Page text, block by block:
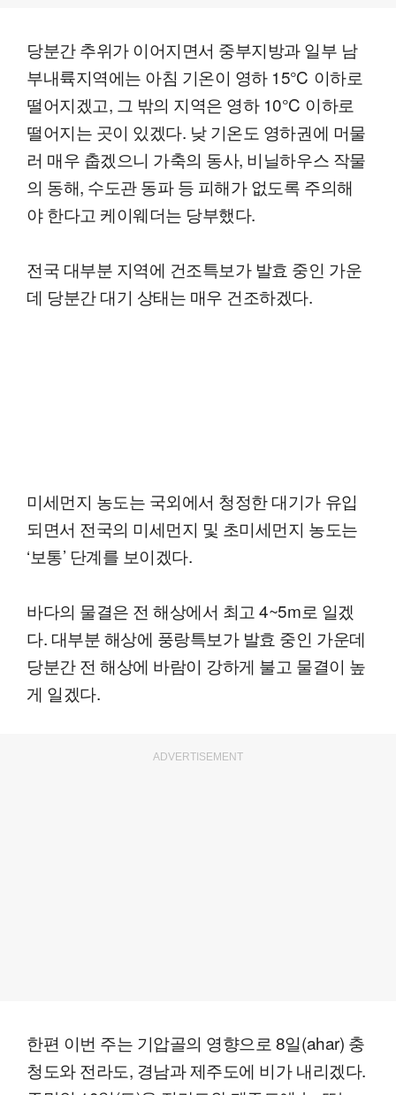
당분간 추위가 이어지면서 중부지방과 일부 남
부내륙지역에는 아침 기온이 영하 15℃ 이하로
떨어지겠고, 그 밖의 지역은 영하 10℃ 이하로
떨어지는 곳이 있겠다. 낮 기온도 영하권에 머물
러 매우 춥겠으니 가축의 동사, 비닐하우스 작물
의 동해, 수도관 동파 등 피해가 없도록 주의해
야 한다고 케이웨더는 당부했다.
전국 대부분 지역에 건조특보가 발효 중인 가운
데 당분간 대기 상태는 매우 건조하겠다.
미세먼지 농도는 국외에서 청정한 대기가 유입
되면서 전국의 미세먼지 및 초미세먼지 농도는
‘보통’ 단계를 보이겠다.
바다의 물결은 전 해상에서 최고 4~5m로 일겠
다. 대부분 해상에 풍랑특보가 발효 중인 가운데
당분간 전 해상에 바람이 강하게 불고 물결이 높
게 일겠다.
ADVERTISEMENT
한편 이번 주는 기압골의 영향으로 8일(ahar) 충
청도와 전라도, 경남과 제주도에 비가 내리겠다.